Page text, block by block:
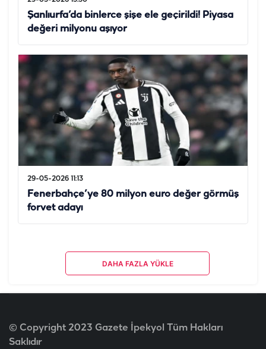
Şanlıurfa’da binlerce şişe ele geçirildi! Piyasa
değeri milyonu aşıyor
29-05-2026 11:13
Fenerbahçe’ye 80 milyon euro değer görmüş
forvet adayı
DAHA FAZLA YÜKLE
© Copyright 2023 Gazete İpekyol Tüm Hakları
Saklıdır